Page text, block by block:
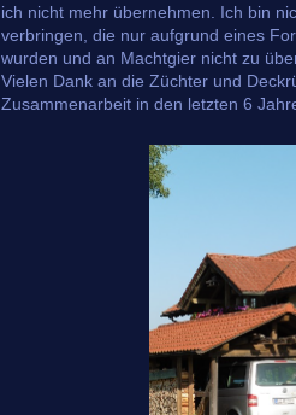
ich nicht mehr übernehmen. Ich bin
verbringen, die nur aufgrund eines
wurden und an Machtgier nicht zu
Vielen Dank an die Züchter und
Zusammenarbeit in den letzten 6